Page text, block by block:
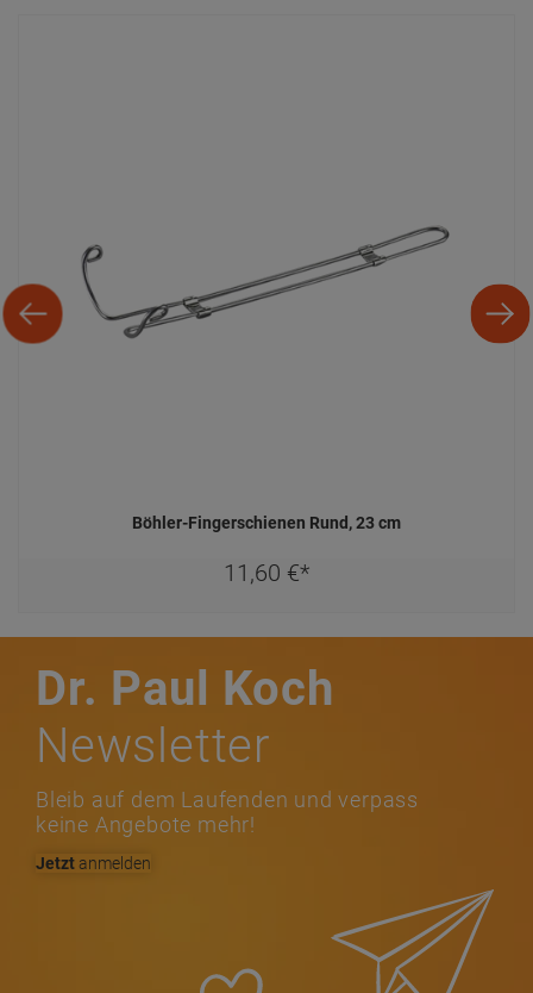
Böhler-Fingerschienen Rund, 23 cm
11,60 €*
Dr. Paul Koch
Newsletter
Bleib auf dem Laufenden und verpass
keine Angebote mehr!
Jetztanmelden